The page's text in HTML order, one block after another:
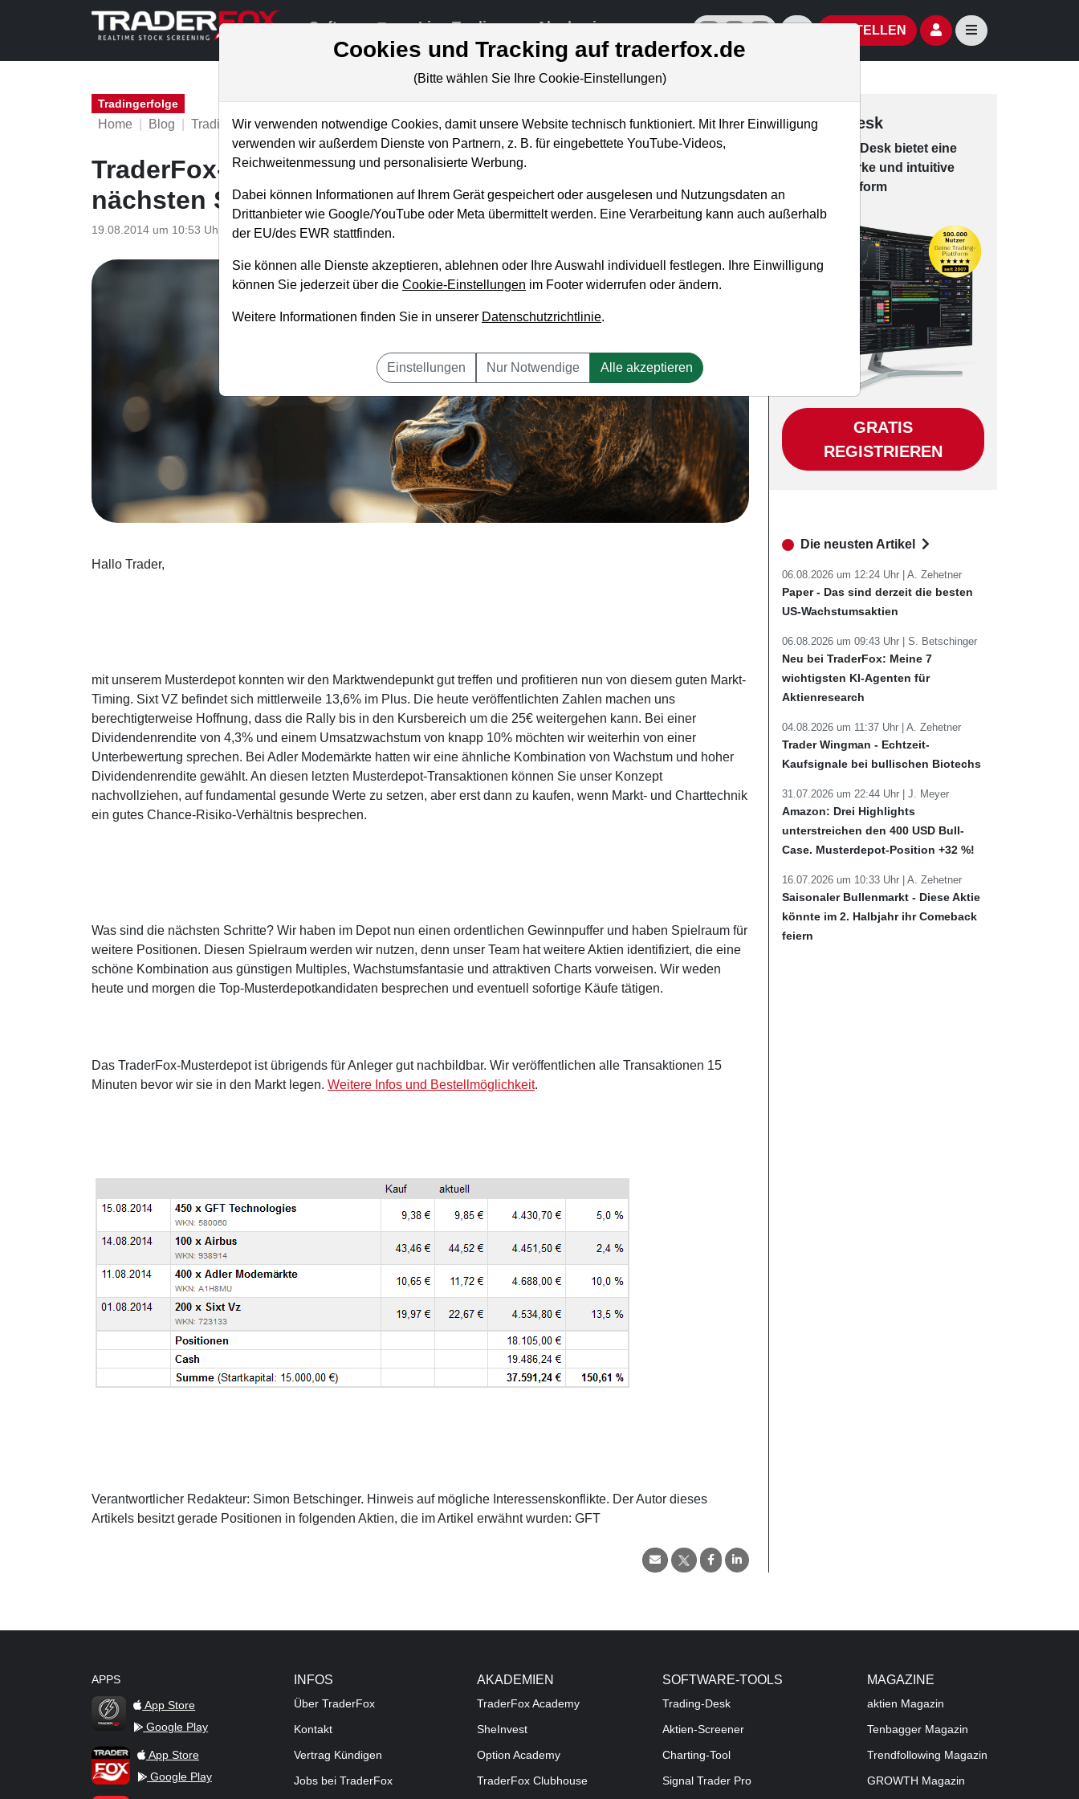
Software Live-Trading Akademie offizielle Social Media-AccountsAktien- und Artikelsuche öffnen
BESTELLEN Seitennavigation
Tradingerfolge
Home Blog Tradingerfolge
TraderFox-Musterdepot haussiert: Das sind die
nächsten Schritte!
19.08.2014 um 10:53 Uhr TraderFox GmbH
Hallo Trader,
mit unserem Musterdepot konnten wir den Marktwendepunkt gut treffen und profitieren nun von diesem guten Markt-
Timing. Sixt VZ befindet sich mittlerweile 13,6% im Plus. Die heute veröffentlichten Zahlen machen uns
berechtigterweise Hoffnung, dass die Rally bis in den Kursbereich um die 25€ weitergehen kann. Bei einer
Dividendenrendite von 4,3% und einem Umsatzwachstum von knapp 10% möchten wir weiterhin von einer
Unterbewertung sprechen. Bei Adler Modemärkte hatten wir eine ähnliche Kombination von Wachstum und hoher
Dividendenrendite gewählt. An diesen letzten Musterdepot-Transaktionen können Sie unser Konzept
nachvollziehen, auf fundamental gesunde Werte zu setzen, aber erst dann zu kaufen, wenn Markt- und Charttechnik
ein gutes Chance-Risiko-Verhältnis besprechen.
Was sind die nächsten Schritte? Wir haben im Depot nun einen ordentlichen Gewinnpuffer und haben Spielraum für
weitere Positionen. Diesen Spielraum werden wir nutzen, denn unser Team hat weitere Aktien identifiziert, die eine
schöne Kombination aus günstigen Multiples, Wachstumsfantasie und attraktiven Charts vorweisen. Wir weden
heute und morgen die Top-Musterdepotkandidaten besprechen und eventuell sofortige Käufe tätigen.
Das TraderFox-Musterdepot ist übrigends für Anleger gut nachbildbar. Wir veröffentlichen alle Transaktionen 15
Minuten bevor wir sie in den Markt legen. Weitere Infos und Bestellmöglichkeit.
Verantwortlicher Redakteur: Simon Betschinger. Hinweis auf mögliche Interessenskonflikte. Der Autor dieses
Artikels besitzt gerade Positionen in folgenden Aktien, die im Artikel erwähnt wurden: GFT
Trading-Desk
Desk bie­tet eine
leis­tungs­star­ke und in­tui­tive
Han­dels­platt­form
GRATIS
REGISTRIEREN
Die neusten Artikel
06.08.2026 um 12:24 Uhr | A. Zehetner
Paper - Das sind derzeit die besten
US-Wachstumsaktien
06.08.2026 um 09:43 Uhr | S. Betschinger
Neu bei TraderFox: Meine 7
wichtigsten KI-Agenten für
Aktienresearch
04.08.2026 um 11:37 Uhr | A. Zehetner
Trader Wingman - Echtzeit-
Kaufsignale bei bullischen Biotechs
31.07.2026 um 22:44 Uhr | J. Meyer
Amazon: Drei Highlights
unterstreichen den 400 USD Bull-
Case. Musterdepot-Position +32 %!
16.07.2026 um 10:33 Uhr | A. Zehetner
Saisonaler Bullenmarkt - Diese Aktie
könnte im 2. Halbjahr ihr Comeback
feiern
APPS
TraderFox Flash
App Store
Google Play
TraderFox AppApp Store
Google Play
INFOS
Über TraderFox
Kontakt
Vertrag Kündigen
Jobs bei TraderFox
AKADEMIEN
TraderFox Academy
SheInvest
Option Academy
TraderFox Clubhouse
SOFTWARE-TOOLS
Trading-Desk
Aktien-Screener
Charting-Tool
Signal Trader Pro
MAGAZINE
aktien Magazin
Tenbagger Magazin
Trendfollowing Magazin
GROWTH Magazin
Cookies und Tracking auf traderfox.de
(Bitte wählen Sie Ihre Cookie-Einstellungen)
Wir verwenden notwendige Cookies, damit unsere Website technisch funktioniert. Mit Ihrer Einwilligung
verwenden wir außerdem Dienste von Partnern, z. B. für eingebettete YouTube-Videos,
Reichweitenmessung und personalisierte Werbung.
Dabei können Informationen auf Ihrem Gerät gespeichert oder ausgelesen und Nutzungsdaten an
Drittanbieter wie Google/YouTube oder Meta übermittelt werden. Eine Verarbeitung kann auch außerhalb
der EU/des EWR stattfinden.
Sie können alle Dienste akzeptieren, ablehnen oder Ihre Auswahl individuell festlegen. Ihre Einwilligung
können Sie jederzeit über die Cookie-Einstellungen im Footer widerrufen oder ändern.
Weitere Informationen finden Sie in unserer Datenschutzrichtlinie.
Einstellungen Nur Notwendige Alle akzeptieren